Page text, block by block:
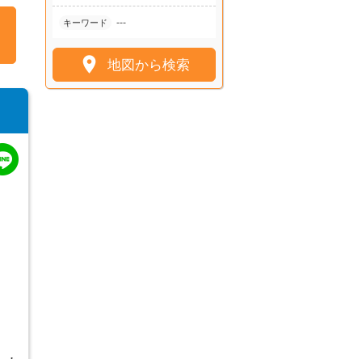
キーワード ---
 地図から検索